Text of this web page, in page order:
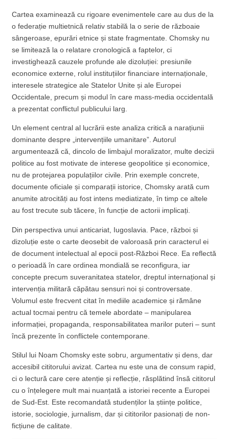
Cartea examinează cu rigoare evenimentele care au dus de la
o federație multietnică relativ stabilă la o serie de războaie
sângeroase, epurări etnice și state fragmentate. Chomsky nu
se limitează la o relatare cronologică a faptelor, ci
investighează cauzele profunde ale dizoluției: presiunile
economice externe, rolul instituțiilor financiare internaționale,
interesele strategice ale Statelor Unite și ale Europei
Occidentale, precum și modul în care mass-media occidentală
a prezentat conflictul publicului larg.
Un element central al lucrării este analiza critică a narațiunii
dominante despre „intervențiile umanitare”. Autorul
argumentează că, dincolo de limbajul moralizator, multe decizii
politice au fost motivate de interese geopolitice și economice,
nu de protejarea populațiilor civile. Prin exemple concrete,
documente oficiale și comparații istorice, Chomsky arată cum
anumite atrocități au fost intens mediatizate, în timp ce altele
au fost trecute sub tăcere, în funcție de actorii implicați.
Din perspectiva unui anticariat, Iugoslavia. Pace, război și
dizoluție este o carte deosebit de valoroasă prin caracterul ei
de document intelectual al epocii post-Război Rece. Ea reflectă
o perioadă în care ordinea mondială se reconfigura, iar
concepte precum suveranitatea statelor, dreptul internațional și
intervenția militară căpătau sensuri noi și controversate.
Volumul este frecvent citat în mediile academice și rămâne
actual tocmai pentru că temele abordate – manipularea
informației, propaganda, responsabilitatea marilor puteri – sunt
încă prezente în conflictele contemporane.
Stilul lui Noam Chomsky este sobru, argumentativ și dens, dar
accesibil cititorului avizat. Cartea nu este una de consum rapid,
ci o lectură care cere atenție și reflecție, răsplătind însă cititorul
cu o înțelegere mult mai nuanțată a istoriei recente a Europei
de Sud-Est. Este recomandată studenților la științe politice,
istorie, sociologie, jurnalism, dar și cititorilor pasionați de non-
ficțiune de calitate.